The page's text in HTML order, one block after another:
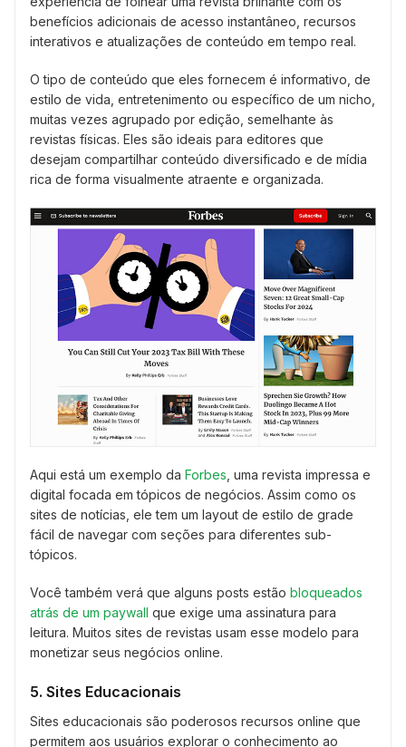
benefícios adicionais de acesso instantâneo, recursos
interativos e atualizações de conteúdo em tempo real.
O tipo de conteúdo que eles fornecem é informativo, de
estilo de vida, entretenimento ou específico de um nicho,
muitas vezes agrupado por edição, semelhante às
revistas físicas. Eles são ideais para editores que
desejam compartilhar conteúdo diversificado e de mídia
rica de forma visualmente atraente e organizada.
Aqui está um exemplo da Forbes , uma revista impressa e
digital focada em tópicos de negócios. Assim como os
sites de notícias, ele tem um layout de estilo de grade
fácil de navegar com seções para diferentes sub-
tópicos.
Você também verá que alguns posts estão bloqueados
atrás de um paywall que exige uma assinatura para
leitura. Muitos sites de revistas usam esse modelo para
monetizar seus negócios online.
5. Sites Educacionais
Sites educacionais são poderosos recursos online que
permitem aos usuários explorar o conhecimento ao